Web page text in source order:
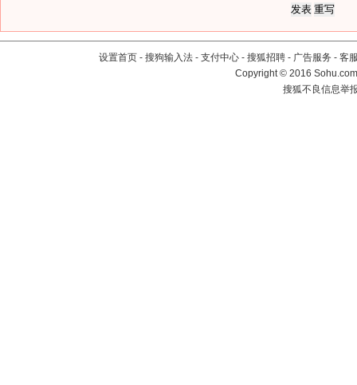
设置首页 - 搜狗输入法 - 支付中心 - 搜狐招聘 - 广告服务 - 客
Copyright©2016
搜狐不良信息举